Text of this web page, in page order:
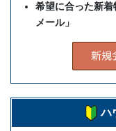
希望に合った新
メール」
ハ